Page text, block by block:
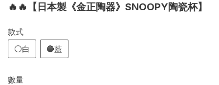
🔥🔥【日本製《金正陶器》SNOOPY陶瓷杯】
款式
⚪白
🔵藍
數量